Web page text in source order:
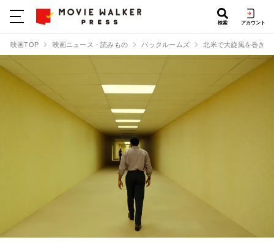
検索 アカウント
映画TOP 映画ニュース・読みもの バックルームズ 北米で大旋風を巻き